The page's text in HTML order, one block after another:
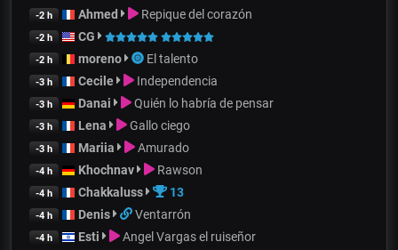
-2 h Ahmed Repique del corazón
-2 h CG
-2 h moreno El talento
-3 h Cecile Independencia
-3 h Danai Quién lo habría de pensar
-3 h Lena Gallo ciego
-3 h Mariia Amurado
-4 h Khochnav Rawson
-4 h Chakkaluss 13
-4 h Denis Ventarrón
-4 h Esti Angel Vargas el ruiseñor